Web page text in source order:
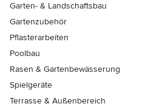
Garten- & Landschaftsbau
Gartenzubehör
Pflasterarbeiten
Poolbau
Rasen & Gartenbewässerung
Spielgeräte
Terrasse & Außenbereich